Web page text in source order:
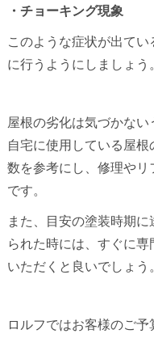
・チョーキング現象
このような症状が出て
に行うようにしましょう。
屋根の劣化は気づかな
自宅に使用している屋
数を参考にし、修理や
です。
また、目安の塗装時期
られた時には、すぐに
いただくと良いでしょう。
ロルフではお客様のご